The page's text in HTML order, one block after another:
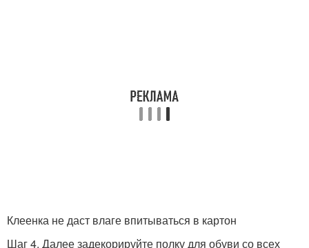
Клеенка не даст влаге впитываться в картон
Шаг 4. Далее задекорируйте полку для обуви со всех